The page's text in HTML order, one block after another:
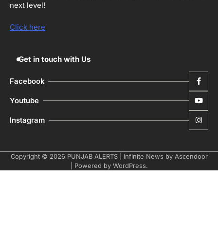
next level!
Click here
Get in touch with Us
Facebook
Youtube
Instagram
Copyright © 2026 PUNJAB ALERTS| Infinite News by Ascendoor
| Powered by WordPress.